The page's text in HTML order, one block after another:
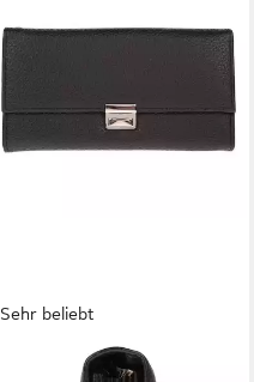
Sehr beliebt
CHRISTIAN WIPPERMANN